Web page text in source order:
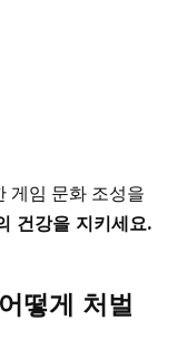
게임 문화 조성을
건강을 지키세요.
떻게 처벌